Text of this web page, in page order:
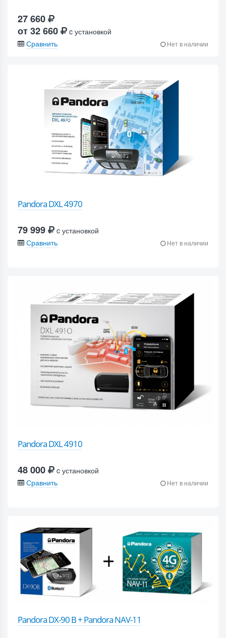
27 660
от 32 660
c установкой
Сравнить
Нет в наличии
Pandora DXL 4970
79 999
c установкой
Сравнить
Нет в наличии
Pandora DXL 4910
48 000
c установкой
Сравнить
Нет в наличии
Pandora DX-90 B + Pandora NAV-11